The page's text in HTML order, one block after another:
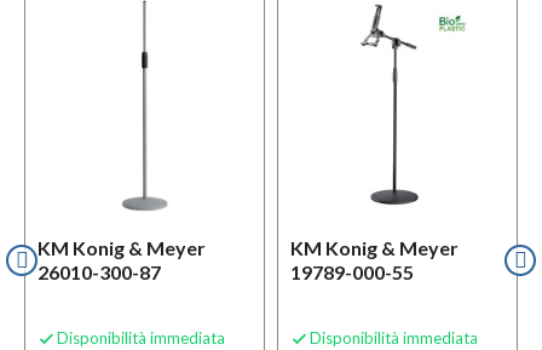
KM Konig & Meyer
26010-300-87
 Disponibilità immediata
KM Konig & Meyer
19789-000-55
 Disponibilità immediata